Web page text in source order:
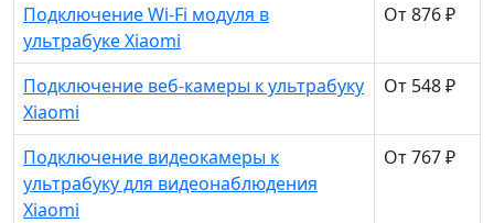
Подключение Wi-Fi модуля в
ультрабуке Xiaomi
От 876 ₽
Подключение веб-камеры к ультрабуку
Xiaomi
От 548 ₽
Подключение видеокамеры к
ультрабуку для видеонаблюдения
Xiaomi
От 767 ₽